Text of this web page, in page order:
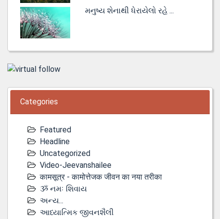
મનુષ્ય શેનાથી ધેરાયેલો રહે ...
Categories
Featured
Headline
Uncategorized
Video-Jeevanshailee
कामसूत्र - कामोत्तेजक जीवन का नया तरीका
ૐ નમઃ શિવાય
અન્ય...
આધ્યાત્મિક જીવનશૈલી